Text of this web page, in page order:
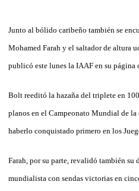
Junto al bólido caribeño también se
Mohamed Farah y el saltador de altura
publicó este lunes la IAAF en su página
Bolt reeditó la hazaña del triplete en
planos en el Campeonato Mundial de
haberlo conquistado primero en los
Farah, por su parte, revalidó también
mundialista con sendas victorias en